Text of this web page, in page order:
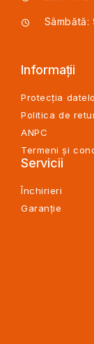
Sâmbătă:
Informații
Protecția
Politica de
ANPC
Termeni și
Servicii
Închirieri
Garanție